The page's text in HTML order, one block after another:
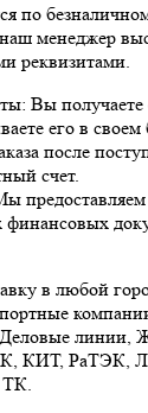
по
менеджер
реквизитами.
Вы получаете
его в
после
счет.
в любой
линии,
КИТ, РаТЭК,
ТК.